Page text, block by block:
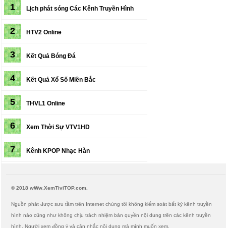
1 Lịch phát sóng Các Kênh Truyền Hình
2 HTV2 Online
3 Kết Quả Bóng Đá
4 Kết Quả Xổ Số Miền Bắc
5 THVL1 Online
6 Xem Thời Sự VTV1HD
7 Kênh KPOP Nhạc Hàn
© 2018 wWw.XemTiviTOP.com.
Nguồn phát được sưu tầm trên Internet chúng tôi không kiểm soát bất kỳ kênh truyền
hình nào cũng như không chịu trách nhiệm bản quyền nội dung trên các kênh truyền
hình. Người xem đồng ý và cân nhắc nội dung mà mình muốn xem.